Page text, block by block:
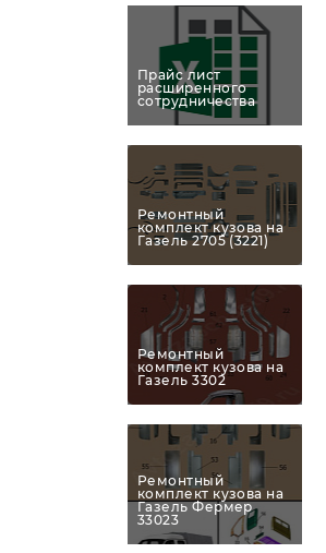
Прайс лист
расширенного
сотрудничества
Ремонтный
комплект кузова на
Газель 2705 (3221)
Ремонтный
комплект кузова на
Газель 3302
Ремонтный
комплект кузова на
Газель Фермер
33023